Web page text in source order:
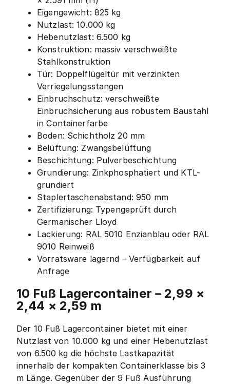
Eigengewicht: 825 kg
Nutzlast: 10.000 kg
Hebenutzlast: 6.500 kg
Konstruktion: massiv verschweißte
Stahlkonstruktion
Tür: Doppelflügeltür mit verzinkten
Verriegelungsstangen
Einbruchschutz: verschweißte
Einbruchsicherung aus robustem Baustahl
in Containerfarbe
Boden: Schichtholz 20 mm
Belüftung: Zwangsbelüftung
Beschichtung: Pulverbeschichtung
Grundierung: Zinkphosphatiert und KTL-
grundiert
Staplertaschenabstand: 950 mm
Zertifizierung: Typengeprüft durch
Germanischer Lloyd
Lackierung: RAL 5010 Enzianblau oder RAL
9010 Reinweiß
Vorratsware lagernd – Verfügbarkeit auf
Anfrage
10 Fuß Lagercontainer – 2,99 ×
2,44 × 2,59 m
Der 10 Fuß Lagercontainer bietet mit einer
Nutzlast von 10.000 kg und einer Hebenutzlast
von 6.500 kg die höchste Lastkapazität
innerhalb der kompakten Containerklasse bis 3
m Länge. Gegenüber der 9 Fuß Ausführung